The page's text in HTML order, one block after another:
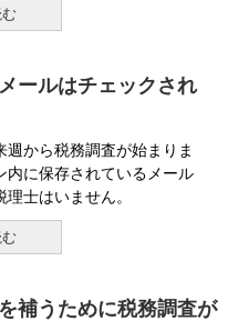
ールはチェックされ
から税務調査が始まりま
内に保存されているメール
士はいません。
補うために税務調査が